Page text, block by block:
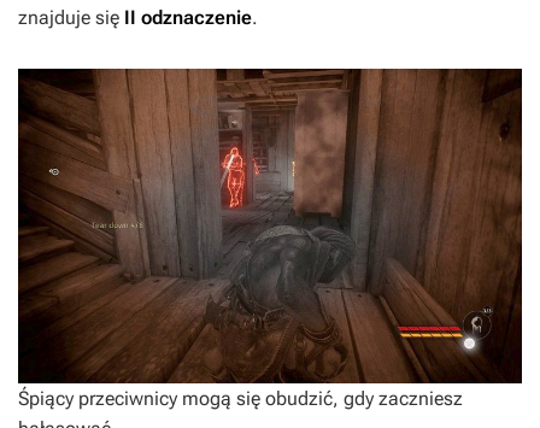
znajduje się II odznaczenie.
Śpiący przeciwnicy mogą się obudzić, gdy zaczniesz